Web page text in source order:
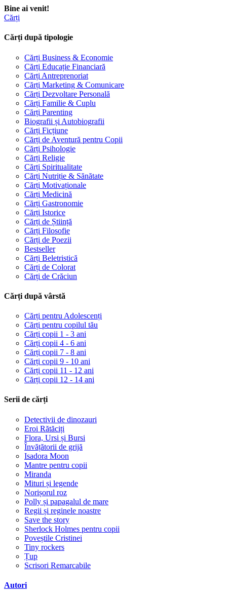
Bine ai venit!
Cărți
Cărți după tipologie
Cărți Business & Economie
Cărți Educație Financiară
Cărți Antreprenoriat
Cărți Marketing & Comunicare
Cărți Dezvoltare Personală
Cărți Familie & Cuplu
Cărți Parenting
Biografii și Autobiografii
Cărți Ficțiune
Cărți de Aventură pentru Copii
Cărți Psihologie
Cărți Religie
Cărți Spiritualitate
Cărți Nutriție & Sănătate
Cărți Motivaționale
Cărți Medicină
Cărți Gastronomie
Cărți Istorice
Cărți de Știință
Cărți Filosofie
Cărți de Poezii
Bestseller
Cărți Beletristică
Cărți de Colorat
Cărți de Crăciun
Cărți după vârstă
Cărți pentru Adolescenți
Cărți pentru copilul tău
Cărți copii 1 - 3 ani
Cărți copii 4 - 6 ani
Cărți copii 7 - 8 ani
Cărți copii 9 - 10 ani
Cărți copii 11 - 12 ani
Cărți copii 12 - 14 ani
Serii de cărți
Detectivii de dinozauri
Eroi Rătăciți
Flora, Ursi și Bursi
Învățătorii de grijă
Isadora Moon
Mantre pentru copii
Miranda
Mituri și legende
Norișorul roz
Polly și papagalul de mare
Regii și reginele noastre
Save the story
Sherlock Holmes pentru copii
Poveștile Cristinei
Tiny rockers
Țup
Scrisori Remarcabile
Autori